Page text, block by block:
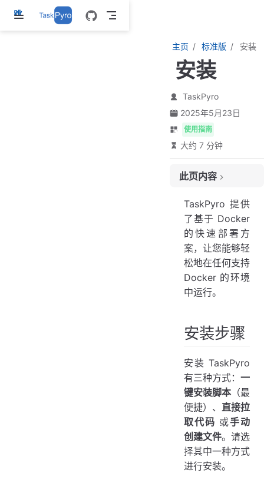
跳
主页 标准版 安装
安装
TaskPyro
2025年5月23日
使用指南
大约 7 分钟
此页内容
访问系统
默认账号密码
安装注意事项
常见问题
升级说明
TaskPyro 提供
了基于 Docker
的快速部署方
案，让您能够轻
松地在任何支持
Docker 的环境
中运行。
安装步骤
安装 TaskPyro
有三种方式： 一
键安装脚本 （最
便捷）、 直接拉
取代码 或手动
创建文件。请选
择其中一种方式
进行安装。